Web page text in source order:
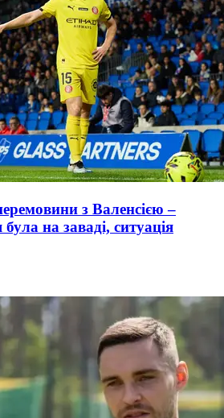
з Валенсією –
на заваді, ситуація